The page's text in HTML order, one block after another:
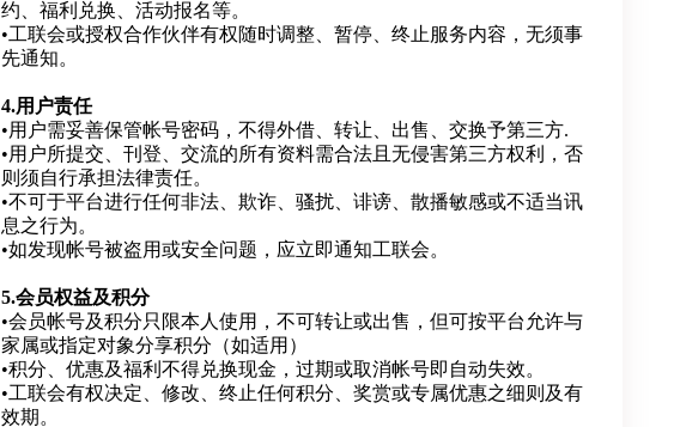
约、福利兑换、活动报名等。
•工联会或授权合作伙伴有权随时调整、暂停、终止服务内容，无须事
先通知。
4.用户责任
•用户需妥善保管帐号密码，不得外借、转让、出售、交换予第三方.
•用户所提交、刊登、交流的所有资料需合法且无侵害第三方权利，否
则须自行承担法律责任。
•不可于平台进行任何非法、欺诈、骚扰、诽谤、散播敏感或不适当讯
息之行为。
•如发现帐号被盗用或安全问题，应立即通知工联会。
5.会员权益及积分
•会员帐号及积分只限本人使用，不可转让或出售，但可按平台允许与
家属或指定对象分享积分（如适用）
•积分、优惠及福利不得兑换现金，过期或取消帐号即自动失效。
•工联会有权决定、修改、终止任何积分、奖赏或专属优惠之细则及有
效期。